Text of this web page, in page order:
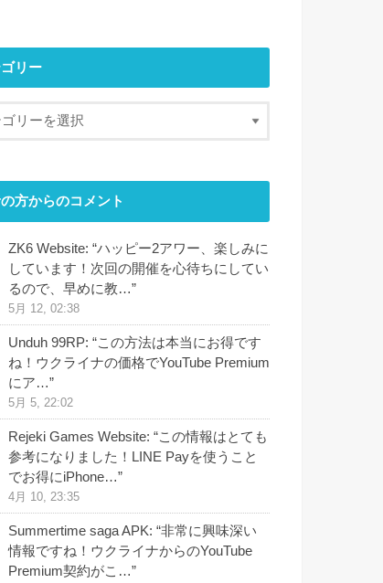
リー
方からのコメント
ZK6 Website: “ハッピー2アワー、楽しみに
しています！次回の開催を心待ちにしてい
るので、早めに教…”
5月 12, 02:38
Unduh 99RP: “この方法は本当にお得です
ね！ウクライナの価格でYouTube Premium
にア…”
5月 5, 22:02
Rejeki Games Website: “この情報はとても
参考になりました！LINE Payを使うこと
でお得にiPhone…”
4月 10, 23:35
Summertime saga APK: “非常に興味深い
情報ですね！ウクライナからのYouTube
Premium契約がこ…”